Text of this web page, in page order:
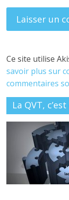
Ce site utilise
savoir plus sur
commentaires
La QVT,